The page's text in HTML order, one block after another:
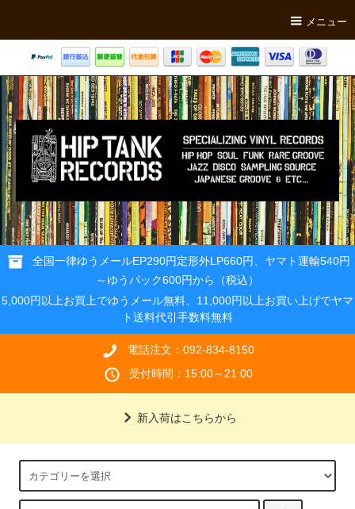
メニュー
全国一律ゆうメールEP290円定形外LP660円、ヤマト運輸540円
～ゆうパック600円から（税込）
5,000円以上お買上でゆうメール無料、11,000円以上お買い上げでヤマ
ト送料代引手数料無料
電話注文：092-834-8150
受付時間：15:00～21:00
新入荷はこちらから